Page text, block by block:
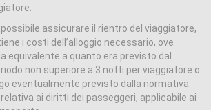
assicurare il rientro del viaggiatore,
i costi dell’alloggio necessario, ove
equivalente a quanto era previsto dal
non superiore a 3 notti per viaggiatore o
eventualmente previsto dalla normativa
relativa ai diritti dei passeggeri, applicabile ai